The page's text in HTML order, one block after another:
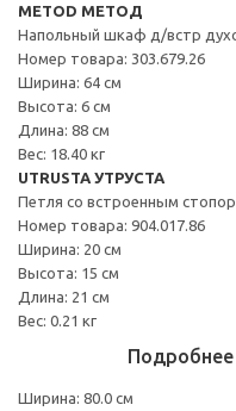
METOD МЕТОД
Напольный шкаф д/встр
Номер товара: 303.679.26
Ширина: 64 см
Высота: 6 см
Длина: 88 см
Вес: 18.40 кг
UTRUSTA УТРУСТА
Петля со встроенным
Номер товара: 904.017.86
Ширина: 20 см
Высота: 15 см
Длина: 21 см
Вес: 0.21 кг
Подробнее
Ширина: 80.0 см